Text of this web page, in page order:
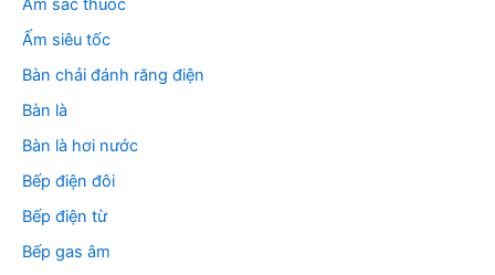
Ấm sắc thuốc
Ấm siêu tốc
Bàn chải đánh răng điện
Bàn là
Bàn là hơi nước
Bếp điện đôi
Bếp điện từ
Bếp gas âm